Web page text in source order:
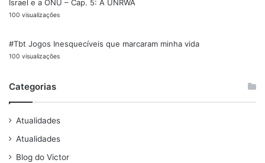
Israel e a ONU – Cap. 5: A UNRWA
100 visualizações
#Tbt Jogos Inesquecíveis que marcaram minha vida
100 visualizações
Categorias
Atualidades
Atualidades
Blog do Victor